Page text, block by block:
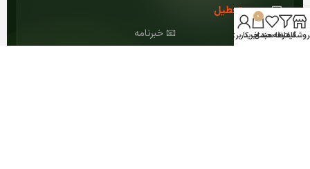
📅جمعه: تعطیل
📧 خبرنامه
فیلترها
علاقه مندی
0
سبد خرید
حساب کاربری من